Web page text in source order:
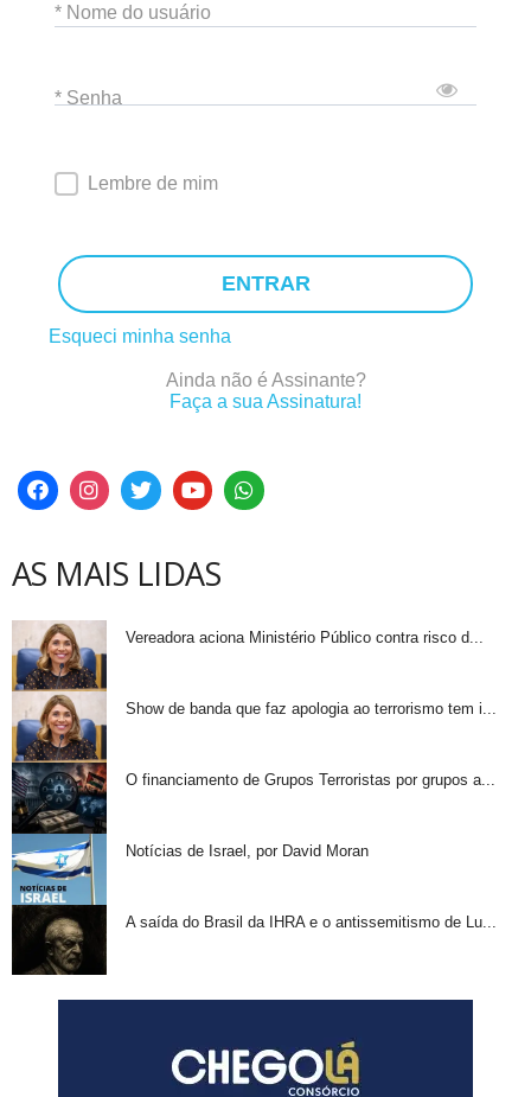
* Nome do usuário
* Senha
Lembre de mim
ENTRAR
Esqueci minha senha
Ainda não é Assinante?
Faça a sua Assinatura!
AS MAIS LIDAS
Vereadora aciona Ministério Público contra risco d...
Show de banda que faz apologia ao terrorismo tem i...
O financiamento de Grupos Terroristas por grupos a...
Notícias de Israel, por David Moran
A saída do Brasil da IHRA e o antissemitismo de Lu...